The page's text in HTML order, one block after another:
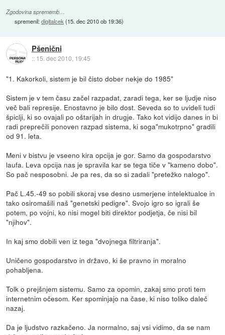
Zgodovina sprememb…
spremenil:digitalcek(15. dec 2010 ob 19:36)
Pšenični
:: 15. dec 2010, 19:45
"1. Kakorkoli, sistem je bil čisto dober nekje do 1985"
Sistem je v tem času začel razpadat, zaradi tega, ker se ljudje niso
več bali represije. Enostavno je bilo dost. Seveda so to uvideli tudi
špiclji, ki so ovajali po oštarijah in drugje. Tako kot vidijo danes in bi
radi preprečili ponoven razpad sistema, ki soga"mukotrpno" gradili
od 91. leta.
Meni v bistvu je vseeno kira opcija je gor. Samo da gospodarstvo
laufa. Leva opcija nas je spravila kar se tega tiče v "kameno dobo".
So pač nesposobni. Je pa res, da so si zadali "pretežko nalogo".
Pač L.45.-49 so pobili skoraj vse desno usmerjene intelektualce in
tako osiromašili naš "genetski pedigre". Svojo igro so igrali še
potem, po vojni, ko nisi mogel biti direktor podjetja, če nisi bil
"njihov".
In kaj smo dobili ven iz tega "dvojnega filtriranja".
Uničeno gospodarstvo in državo, ki še pravno in moralno
pohabljena.
Tolk o prejšnjem sistemu. Samo za opomin, zakaj smo proti tem
internetnim očesom. Ker spominjajo na čase, ki niso toliko daleč
nazaj.
Da je ljudstvo razkačeno. Ja normalno, saj vsi vidimo, da se nam